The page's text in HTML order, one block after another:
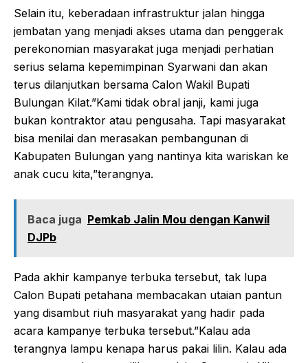
Selain itu, keberadaan infrastruktur jalan hingga
jembatan yang menjadi akses utama dan penggerak
perekonomian masyarakat juga menjadi perhatian
serius selama kepemimpinan Syarwani dan akan
terus dilanjutkan bersama Calon Wakil Bupati
Bulungan Kilat.”Kami tidak obral janji, kami juga
bukan kontraktor atau pengusaha. Tapi masyarakat
bisa menilai dan merasakan pembangunan di
Kabupaten Bulungan yang nantinya kita wariskan ke
anak cucu kita,”terangnya.
Baca juga Pemkab Jalin Mou dengan Kanwil
DJPb
Pada akhir kampanye terbuka tersebut, tak lupa
Calon Bupati petahana membacakan utaian pantun
yang disambut riuh masyarakat yang hadir pada
acara kampanye terbuka tersebut.”Kalau ada
terangnya lampu kenapa harus pakai lilin. Kalau ada